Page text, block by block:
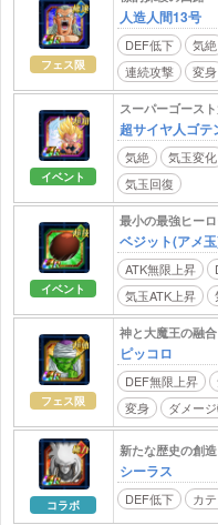
フェス限
人造人間13号
DEF低下 気絶
連続攻撃
変身
イベント
スーパーゴース
超サイヤ人ゴテ
気絶 気玉変化
気玉回復
イベント
最小の最強ヒー
ベジット(アメ
ATK無限上昇
気玉ATK上昇
フェス限
神と大魔王の融合
ピッコロ
DEF無限上昇
変身
ダメー
コラボ
新たな歴史の創造
シーラス
DEF低下 カ